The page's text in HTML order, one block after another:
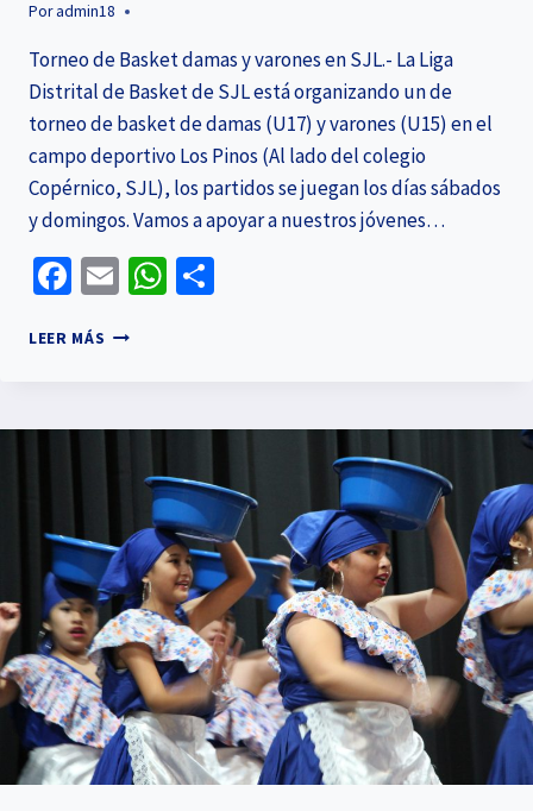
Poradmin18
Torneo de Basket damas y varones en SJL.- La Liga
Distrital de Basket de SJL está organizando un de
torneo de basket de damas (U17) y varones (U15) en el
campo deportivo Los Pinos (Al lado del colegio
Copérnico, SJL), los partidos se juegan los días sábados
y domingos. Vamos a apoyar a nuestros jóvenes…
Facebook
EmailWhatsApp
LEER MÁS